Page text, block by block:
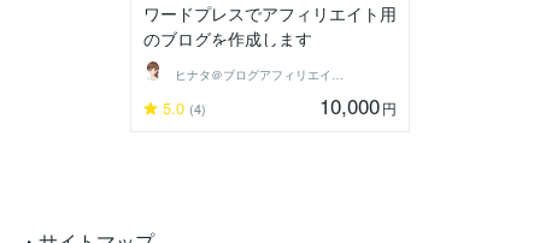
ワードプレスでアフィリエイト用
のブログを作成します
ヒナタ＠ブログアフィリエイトで稼ぐ主婦
5.0 (4) 10,000円